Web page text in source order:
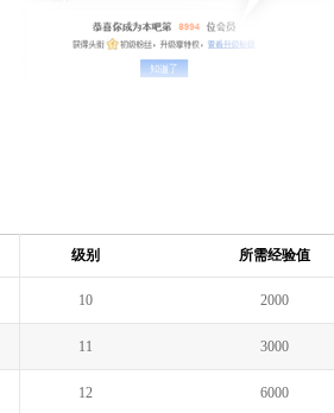
级别 所需经验值
10 2000
11 3000
12 6000